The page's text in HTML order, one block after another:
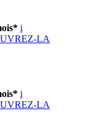
i
LA
i
LA